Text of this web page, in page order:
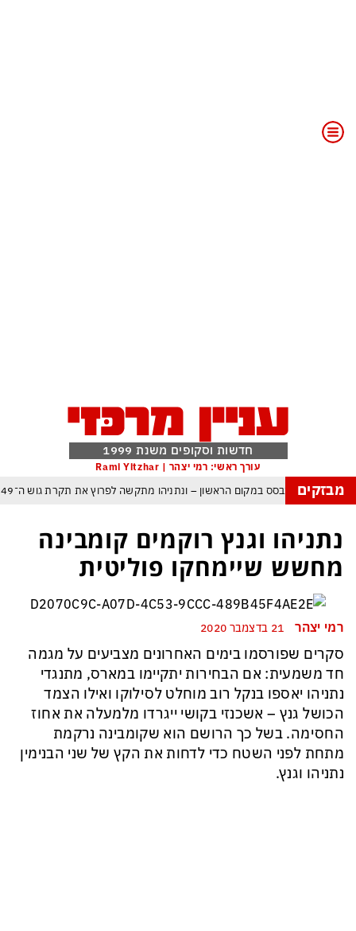
חדשות וסקופים משנת 1999
עורך ראשי: רמי יצהר | Rami Yitzhar
מבזקים
– איזנקוט מתבסס במקום הראשון – ונתניהו מתקשה לפרוץ את תקרת גוש ה־49
עומאן לגבי תפעול משותף של מצר הורמוז – אם טראמפ יאשר המלחמה תסתיים
מי היה מאמין שבאר שבע תנצח את הכוכב האדום?
ומיירטים להגנה – טראמפ נשאר רק עם ציוצי האיום המגוחכים שלא מזיזים לטהרן
כמדיניות: כך הפכה ההוצאה להורג לכלי ההרתעה המרכזי של המשטר האיראני
א-סיסי, ארדואן ושליט קטאר מכנסים פגישת ״כיפה אדומה״ לנתניהו בנושא
נתניהו וגנץ רוקמים קומבינה
מחשש שיימחקו פוליטית
רמי יצהר
סקרים שפורסמו בימים האחרונים מצביעים על מגמה
חד משמעית: אם הבחירות יתקיימו במארס, מתנגדי
נתניהו יאספו בנקל רוב מוחלט לסילוקו ואילו הצמד
הכושל גנץ – אשכנזי בקושי ייגרדו מלמעלה את אחוז
החסימה. בשל כך הרושם הוא שקומבינה נרקמת
מתחת לפני השטח כדי לדחות את הקץ של שני הבנימין
נתניהו וגנץ.